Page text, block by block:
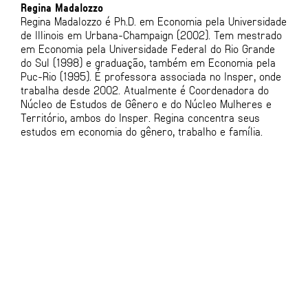
Regina Madalozzo
Regina Madalozzo é Ph.D. em Economia pela Universidade
de Illinois em Urbana-Champaign (2002). Tem mestrado
em Economia pela Universidade Federal do Rio Grande
do Sul (1998) e graduação, também em Economia pela
Puc-Rio (1995). É professora associada no Insper, onde
trabalha desde 2002. Atualmente é Coordenadora do
Núcleo de Estudos de Gênero e do Núcleo Mulheres e
Território, ambos do Insper. Regina concentra seus
estudos em economia do gênero, trabalho e família.